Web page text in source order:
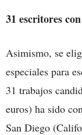
31 escritores
Asimismo, se
especiales para
31 trabajos
euros) ha sido
San Diego